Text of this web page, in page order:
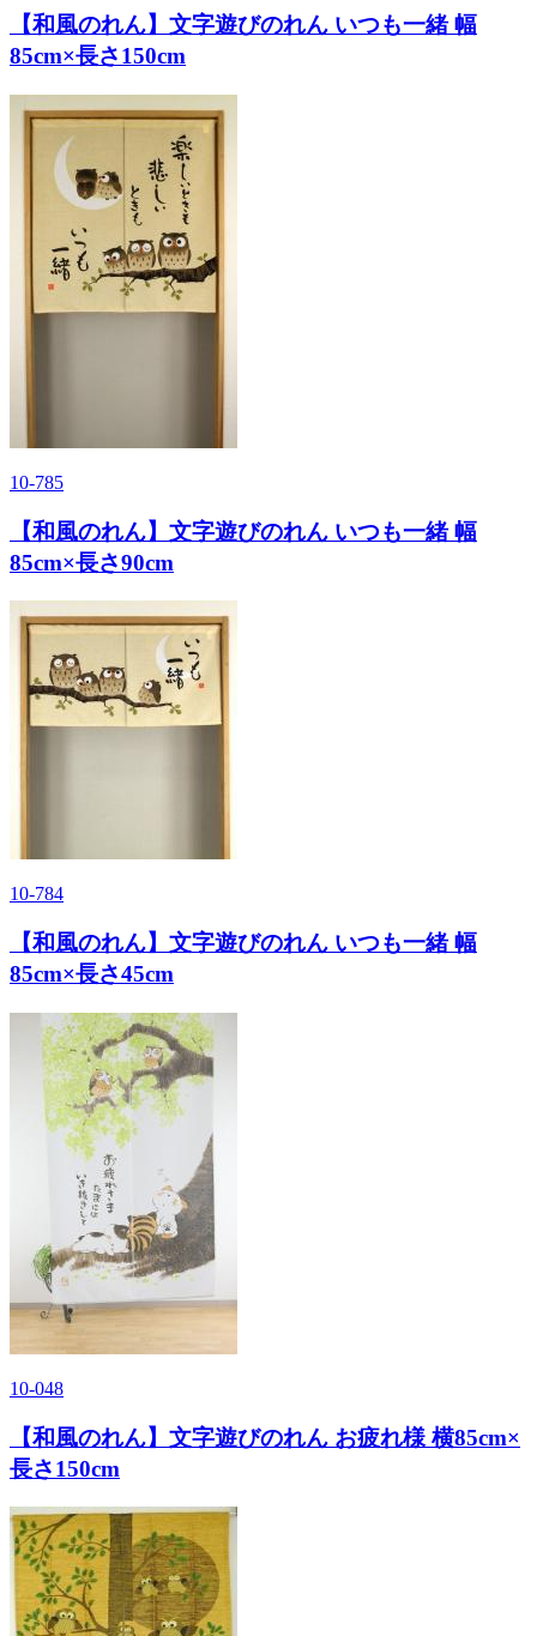
【和風のれん】文字遊びのれん いつも一緒 幅
85cm×長さ150cm
10-785
【和風のれん】文字遊びのれん いつも一緒 幅
85cm×長さ90cm
10-784
【和風のれん】文字遊びのれん いつも一緒 幅
85cm×長さ45cm
10-048
【和風のれん】文字遊びのれん お疲れ様 横85cm×
長さ150cm